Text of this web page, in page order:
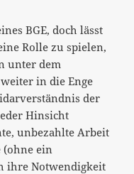
BGE, doch lässt
Rolle zu spielen,
unter dem
in die Enge
der
Hinsicht
unbezahlte Arbeit
(ohne ein
ihre Notwendigkeit